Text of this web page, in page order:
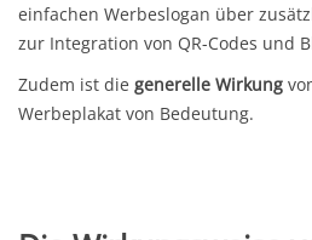
einfachen Werbeslogan über
zur Integration von QR-Codes und
Zudem ist die generelle Wirkung
Werbeplakat von Bedeutung.